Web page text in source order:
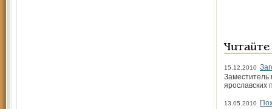
15.12.2010
Заместитель
ярославских
13.05.2010